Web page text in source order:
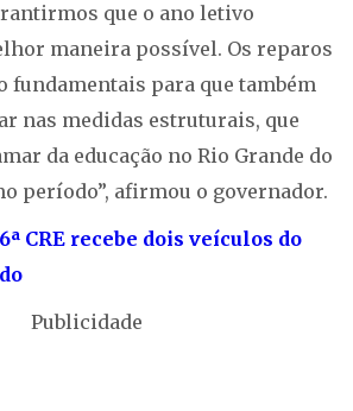
que o ano letivo
maneira possível. Os reparos
fundamentais para que também
nas medidas estruturais, que
da educação no Rio Grande do
período”, afirmou o governador.
6ª CRE recebe dois veículos do
Publicidade